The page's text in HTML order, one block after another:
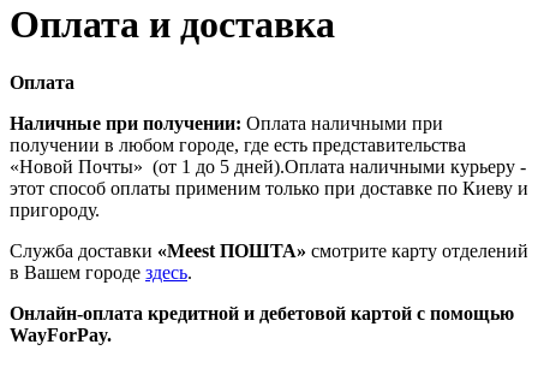
Оплата и доставка
Оплата
Наличные при получении: Оплата наличными при
получении в любом городе, где есть представительства
«Новой Почты» (от 1 до 5 дней).Оплата наличными курьеру -
этот способ оплаты применим только при доставке по Киеву и
пригороду.
Служба доставки «Meest ПОШТА» смотрите карту отделений
в Вашем городе здесь.
Онлайн-оплата кредитной и дебетовой картой с помощью
WayForPay.